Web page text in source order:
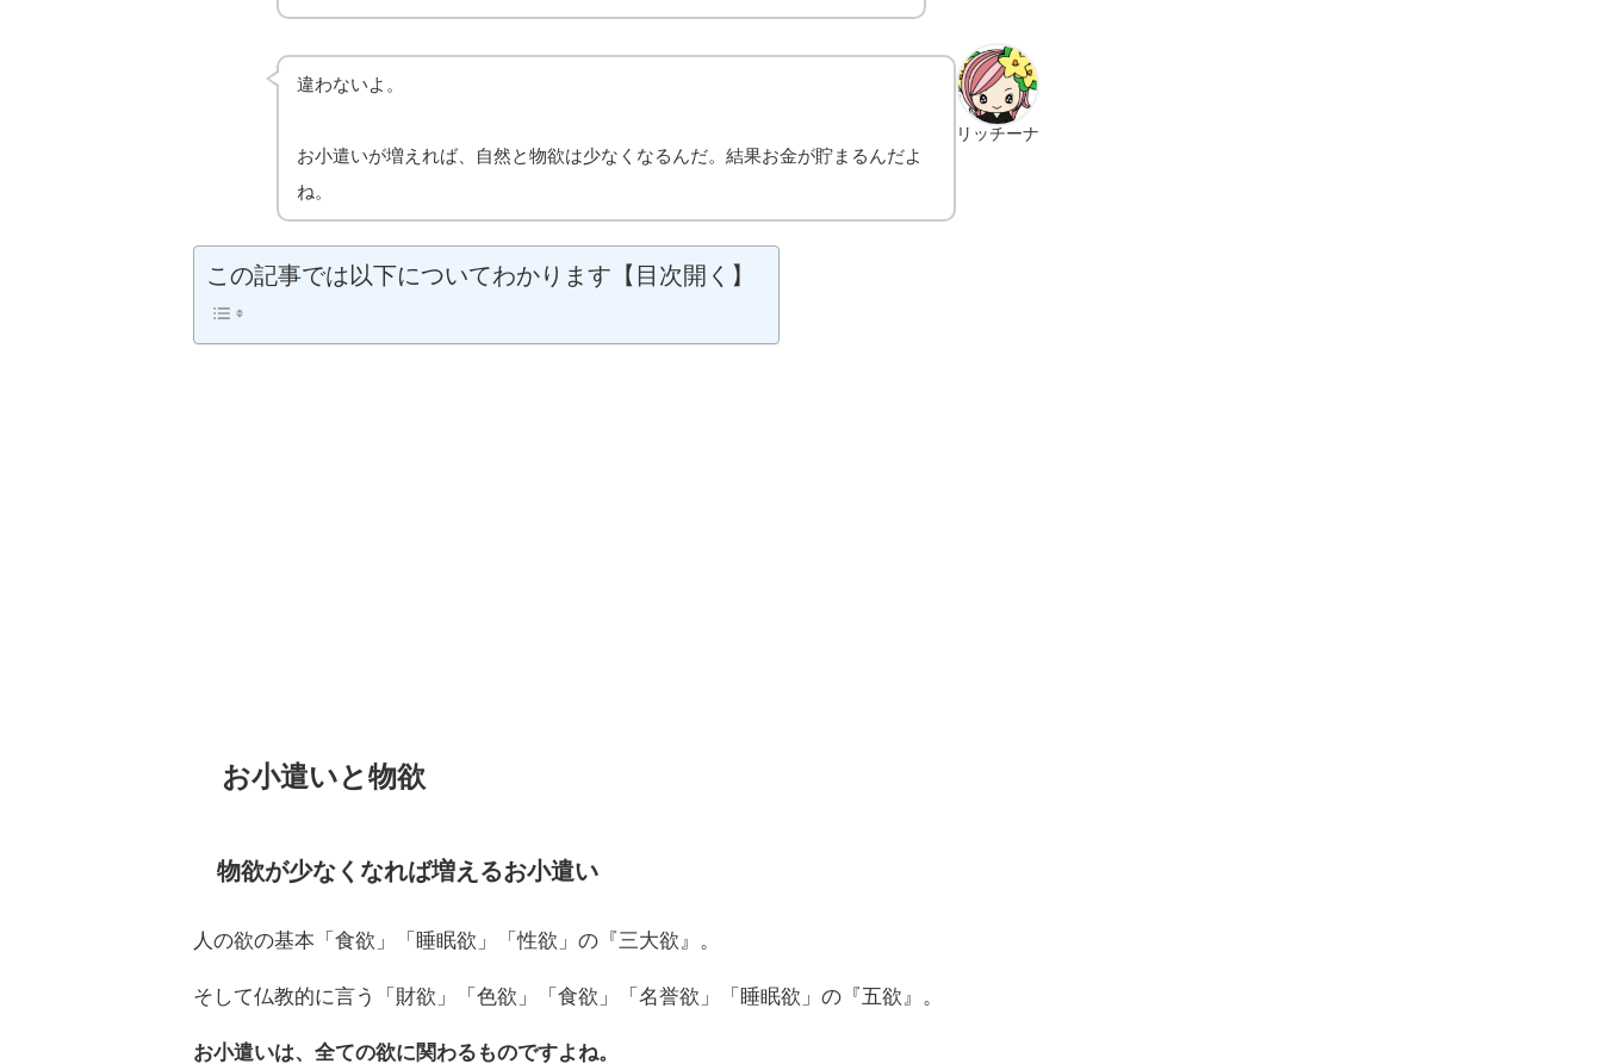
リッチーナ
違わないよ。
お小遣いが増えれば、自然と物欲は少なくなるんだ。結果お金が貯まるんだよ
ね。
この記事では以下についてわかります【目次開く】
お小遣いと物欲
物欲が少なくなれば増えるお小遣い
人の欲の基本「食欲」「睡眠欲」「性欲」の『三大欲』。
そして仏教的に言う「財欲」「色欲」「食欲」「名誉欲」「睡眠欲」の『五欲』。
お小遣いは、全ての欲に関わるものですよね。